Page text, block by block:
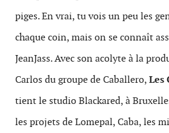
piges. En vrai, tu vois un peu les
chaque coin, mais on se connaît
JeanJass. Avec son acolyte à la
Carlos du groupe de Caballero,Les
tient le studio Blackared, à
les projets de Lomepal, Caba, les